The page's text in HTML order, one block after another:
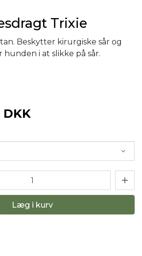
Trixie
Beskytter kirurgiske sår og
hunden i at slikke på sår.
DKK
Læg i kurv